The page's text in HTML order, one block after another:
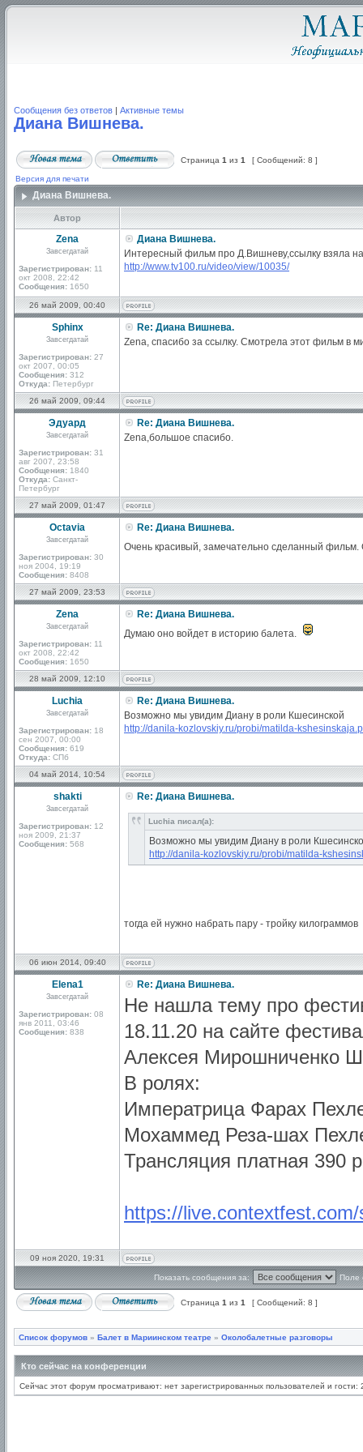
Сообщения без ответов | Активные темы
Диана Вишнева.
Страница 1 из 1 [ Сообщений: 8 ]
Версия для печати
Диана Вишнева.
Автор
Zena
Завсегдатай
Зарегистрирован: 11
окт 2008, 22:42
Сообщения: 1650
Диана Вишнева.
Интересный фильм про Д.Вишневу,ссылку взяла
http://www.tv100.ru/video/view/10035/
26 май 2009, 00:40
Sphinx
Завсегдатай
Зарегистрирован: 27
окт 2007, 00:05
Сообщения: 312
Откуда: Петербург
Re: Диана Вишнева.
Zena, спасибо за ссылку. Смотрела этот фильм в
26 май 2009, 09:44
Эдуард
Завсегдатай
Зарегистрирован: 31
авг 2007, 23:58
Сообщения: 1840
Откуда: Санкт-
Петербург
Re: Диана Вишнева.
Zena,большое спасибо.
27 май 2009, 01:47
Octavia
Завсегдатай
Зарегистрирован: 30
ноя 2004, 19:19
Сообщения: 8408
Re: Диана Вишнева.
Очень красивый, замечательно сделанный
27 май 2009, 23:53
Zena
Завсегдатай
Зарегистрирован: 11
окт 2008, 22:42
Сообщения: 1650
Re: Диана Вишнева.
Думаю оно войдет в историю балета.
28 май 2009, 12:10
Luchia
Завсегдатай
Зарегистрирован: 18
сен 2007, 00:00
Сообщения: 619
Откуда: СПб
Re: Диана Вишнева.
Возможно мы увидим Диану в роли Кшесинской
http://danila-kozlovskiy.ru/probi/matilda-
04 май 2014, 10:54
shakti
Завсегдатай
Зарегистрирован: 12
ноя 2009, 21:37
Сообщения: 568
Re: Диана Вишнева.
Luchia писал(а):
Возможно мы увидим Диану в роли
http://danila-kozlovskiy.ru/probi/matilda-
тогда ей нужно набрать пару - тройку килограммов
06 июн 2014, 09:40
Elena1
Завсегдатай
Зарегистрирован: 08
янв 2011, 03:46
Сообщения: 838
Re: Диана Вишнева.
Не нашла тему про
18.11.20 на сайте
Алексея Мирошниченко
В ролях:
Императрица Фарах
Мохаммед Реза-шах
Трансляция платная 390 р
https://
09 ноя 2020, 19:31
Показать сообщения за: Поле
Страница 1 из 1 [ Сообщений: 8 ]
Список форумов » Балет в Мариинском театре » Околобалетные разговоры
Кто сейчас на конференции
Сейчас этот форум просматривают: нет зарегистрированных пользователей и гости: